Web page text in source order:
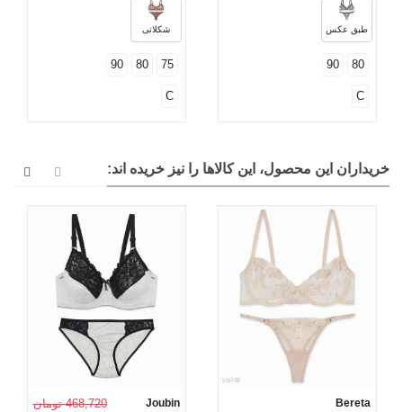
طبق عکس
80
90
C
شکلاتی
75
80
90
C
خریداران این محصول، این کالاها را نیز خریده اند:
Bereta
Joubin 468,720 تومان